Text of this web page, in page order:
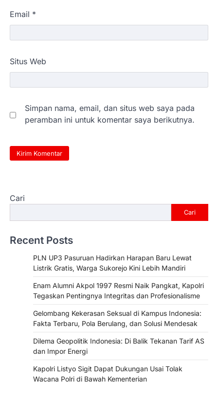
Email *
Situs Web
Simpan nama, email, dan situs web saya pada
peramban ini untuk komentar saya berikutnya.
Cari
Cari
Recent Posts
PLN UP3 Pasuruan Hadirkan Harapan Baru Lewat
Listrik Gratis, Warga Sukorejo Kini Lebih Mandiri
Enam Alumni Akpol 1997 Resmi Naik Pangkat, Kapolri
Tegaskan Pentingnya Integritas dan Profesionalisme
Gelombang Kekerasan Seksual di Kampus Indonesia:
Fakta Terbaru, Pola Berulang, dan Solusi Mendesak
Dilema Geopolitik Indonesia: Di Balik Tekanan Tarif AS
dan Impor Energi
Kapolri Listyo Sigit Dapat Dukungan Usai Tolak
Wacana Polri di Bawah Kementerian